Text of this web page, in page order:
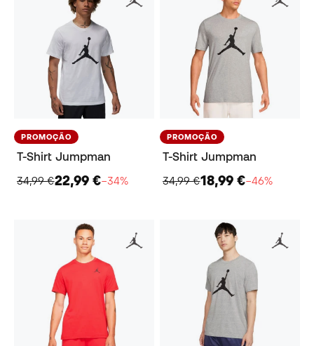
PROMOÇÃO
T-Shirt Jumpman
34,99 €22,99 €−34%
PROMOÇÃO
T-Shirt Jumpman
34,99 €18,99 €−46%